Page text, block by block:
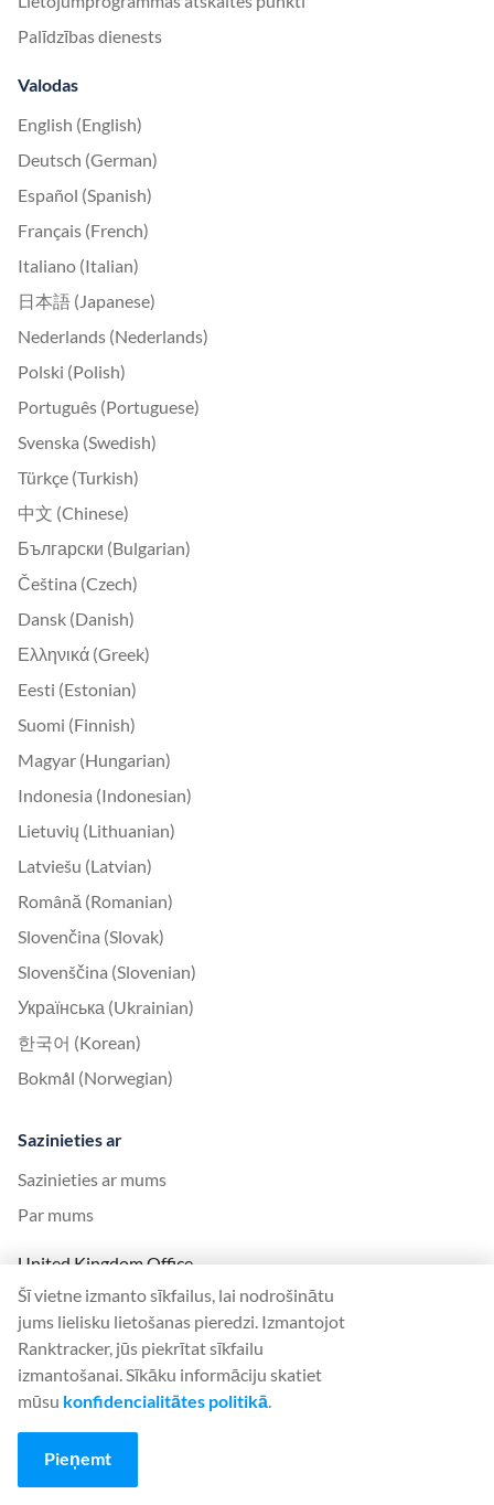
Palīdzības dienests
Valodas
English (English)
Deutsch (German)
Español (Spanish)
Français (French)
Italiano (Italian)
日本語 (Japanese)
Nederlands (Nederlands)
Polski (Polish)
Português (Portuguese)
Svenska (Swedish)
Türkçe (Turkish)
中文 (Chinese)
Български (Bulgarian)
Čeština (Czech)
Dansk (Danish)
Ελληνικά (Greek)
Eesti (Estonian)
Suomi (Finnish)
Magyar (Hungarian)
Indonesia (Indonesian)
Lietuvių (Lithuanian)
Latviešu (Latvian)
Română (Romanian)
Slovenčina (Slovak)
Slovenščina (Slovenian)
Українська (Ukrainian)
한국어 (Korean)
Bokmål (Norwegian)
Sazinieties ar
Sazinieties ar mums
Par mums
United Kingdom Office
Ranktracker Ltd
144A Clerkenwell Rd
London, EC1R 5DF
Company No: 08820809
Šī vietne izmanto sīkfailus, lai nodrošinātu
jums lielisku lietošanas pieredzi. Izmantojot
Ranktracker, jūs piekrītat sīkfailu
izmantošanai. Sīkāku informāciju skatiet
mūsu konfidencialitātes politikā.
Pieņemt